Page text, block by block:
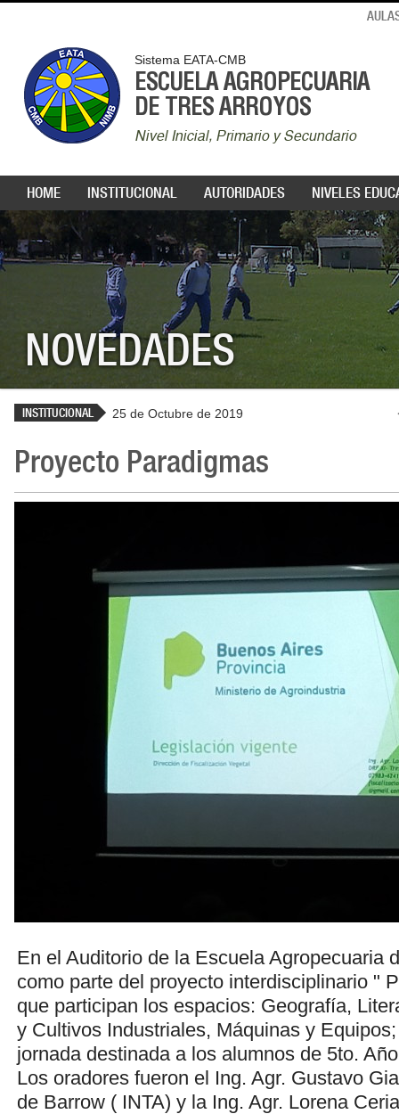
Sistema EATA-CMB
ESCUELA AGROPECUARIA
DE TRES ARROYOS
Nivel Inicial, Primario y Secundario
HOME INSTITUCIONAL AUTORIDADES NIVELES
NOVEDADES
INSTITUCIONAL 25 de Octubre de 2019
Proyecto Paradigmas
En el Auditorio de la Escuela Agropecuaria
como parte del proyecto interdisciplinario "
que participan los espacios: Geografía,
y Cultivos Industriales, Máquinas y
jornada destinada a los alumnos de 5to.
Los oradores fueron el Ing. Agr. Gustavo
de Barrow ( INTA) y la Ing. Agr. Lorena